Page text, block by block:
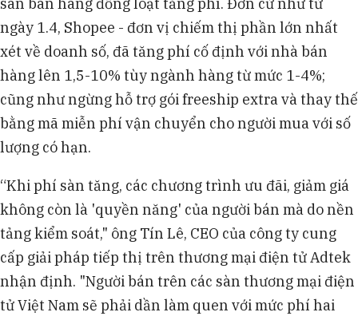
sàn bán hàng đồng loạt tăng phí. Đơn cử như từ
ngày 1.4, Shopee - đơn vị chiếm thị phần lớn nhất
xét về doanh số, đã tăng phí cố định với nhà bán
hàng lên 1,5-10% tùy ngành hàng từ mức 1-4%;
cũng như ngừng hỗ trợ gói freeship extra và thay thế
bằng mã miễn phí vận chuyển cho người mua với số
lượng có hạn.
“Khi phí sàn tăng, các chương trình ưu đãi, giảm giá
không còn là 'quyền năng' của người bán mà do nền
tảng kiểm soát," ông Tín Lê, CEO của công ty cung
cấp giải pháp tiếp thị trên thương mại điện tử Adtek
nhận định. "Người bán trên các sàn thương mại điện
tử Việt Nam sẽ phải dần làm quen với mức phí hai